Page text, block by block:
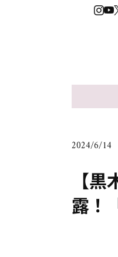
2024/6/14
【
露！